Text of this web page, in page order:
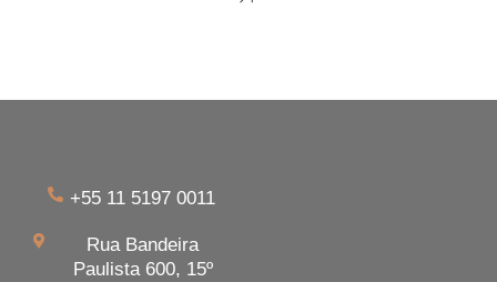
+55 11 5197 0011
Rua Bandeira
Paulista 600, 15º